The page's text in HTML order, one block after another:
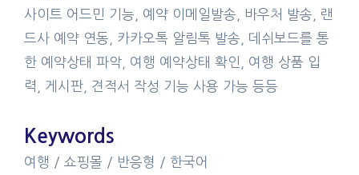
사이트 어드민 기능, 예약 이메일발송, 바우처 발송, 랜
드사 예약 연동, 카카오톡 알림톡 발송, 데쉬보드를 통
한 예약상태 파악, 여행 예약상태 확인, 여행 상품 입
력, 게시판, 견적서 작성 기능 사용 가능 등등
Keywords
여행 / 쇼핑몰 / 반응형 / 한국어